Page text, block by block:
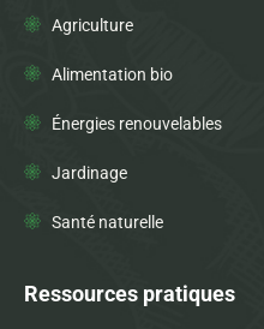
Agriculture
Alimentation bio
Énergies renouvelables
Jardinage
Santé naturelle
Ressources pratiques